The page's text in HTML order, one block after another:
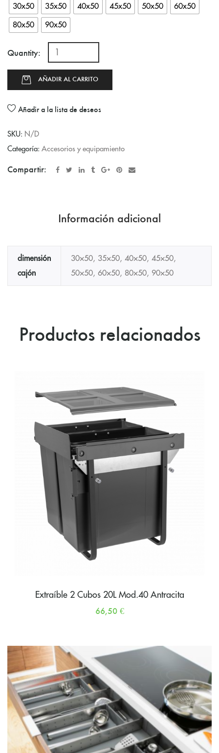
30x50 35x50 40x50 45x50 50x50 60x50
80x50 90x50
Quantity:
AÑADIR AL CARRITO
Añadir a la lista de deseos
SKU: N/D
Categoría: Accesorios y equipamiento
Compartir:
Información adicional
dimensión
cajón
30×50, 35×50, 40×50, 45×50,
50×50, 60×50, 80×50, 90×50
Productos relacionados
Extraíble 2 Cubos 20L Mod.40 Antracita
66,50 €